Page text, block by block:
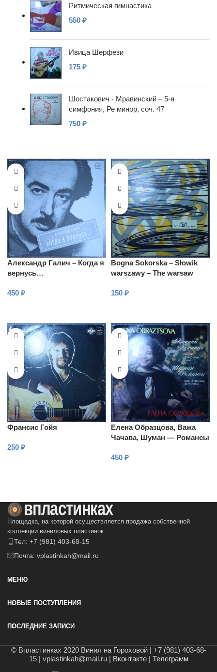
Ритмическая гимнастика
550 ₽
Ивица Шерфези
175 ₽
Шостакович - Мравинский – 5-я
симфония, Ре минор, соч. 47
750 ₽
Александр Галич – Когда я
вернусь…
450 ₽
Bogna Sokorska – Słowik
warszawy – The warsaw
150 ₽
Франсис Гойя
250 ₽
Елена Образцова, Важа
Чачава, Шуман — Романсы
450 ₽
Площадка, на которой осуществляется продажа собственной
коллекции виниловых пластинок.
Тел: +7 (981) 403-68-15
Почта: vplastinkah@mail.ru
МЕНЮ
НОВЫЕ ПОСТУПЛЕНИЯ
ПОСЛЕДНИЕ ЗАПИСИ
© Впластинках 2020 Винил на Гороховой | +7 (981) 403-68-
15 | vplastinkah@mail.ru | Вконтакте| Телеграмм